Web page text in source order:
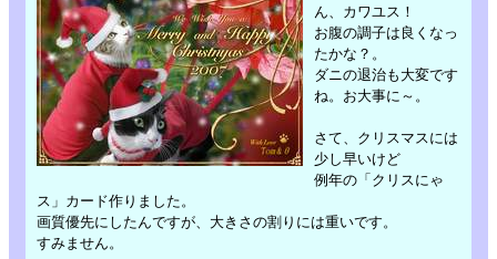
ん、カワユス！
お腹の調子は良くなっ
たかな？。
ダニの退治も大変です
ね。お大事に～。
さて、クリスマスには
少し早いけど
例年の「クリスにゃ
ス」カード作りました。
画質優先にしたんですが、大きさの割りには重いです。
すみません。